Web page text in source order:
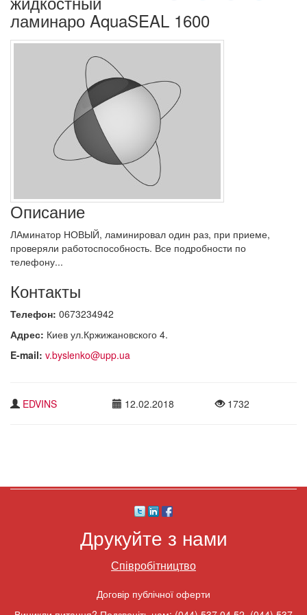
ламинаро AquaSEAL 1600
Описание
ЛАминатор НОВЫЙ, ламинировал один раз, при приеме,
проверяли работоспособность. Все подробности по
телефону...
Контакты
Телефон: 0673234942
Адрес: Киев ул.Кржижановского 4.
E-mail: v.byslenko@upp.ua
EDVINS 12.02.2018 1732
Друкуйте з нами
Співробітництво
Договір публічної оферти